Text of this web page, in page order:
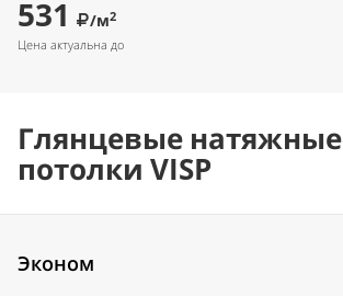
531 /м2
Цена актуальна до
Глянцевые натяжные
потолки VISP
Эконом